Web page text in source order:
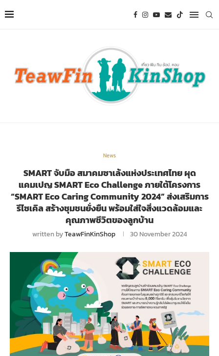
News
SMART จับมือ สมาคมซาเล้งแห่งประเทศไทย ผุด
แคมเปญ SMART Eco Challenge ภายใต้โครงการ
“SMART Eco Caring Community 2024” ส่งเสริมการ
รีไซเคิล สร้างชุมชนยั่งยืน พร้อมใส่ใจสิ่งแวดล้อมและ
คุณภาพชีวิตของลูกบ้าน
written byTeawFinKinShop 30 November 2024